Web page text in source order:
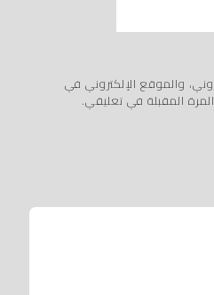
والموقع الإلكتروني في
المقبلة في تعليقي.